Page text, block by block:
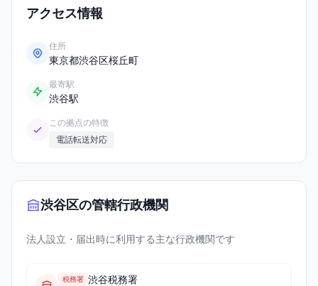
アクセス情報
住所
東京都渋谷区桜丘町
最寄駅
渋谷駅
この拠点の特徴
電話転送対応
渋谷区の管轄行政機関
法人設立・届出時に利用する主な行政機関です
税務署 渋谷税務署